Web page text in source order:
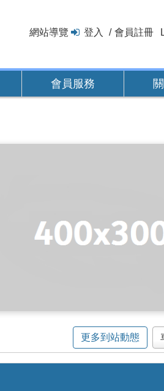
網站導覽 登入 會員註冊
會員服務
更多到站動態